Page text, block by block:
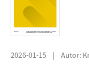
2026-01-15 | Autor: